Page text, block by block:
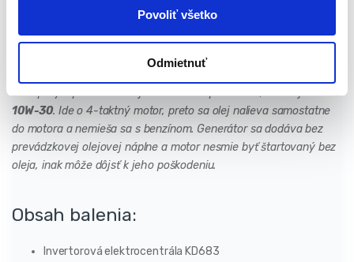
Povoliť všetko
Odmietnuť
Výstup: DC 12 V / 4,0 A; 5 V / 1 A, 2 A
Hmotnosť: 9,3 kg
Dodatočný USB port na nabíjanie
Pred prvým použitím nalejte do motora približne 0,35 l olejaSAE
10W-30. Ide o 4-taktný motor, preto sa olej nalieva samostatne
do motora a nemieša sa s benzínom. Generátor sa dodáva bez
prevádzkovej olejovej náplne a motor nesmie byť štartovaný bez
oleja, inak môže dôjsť k jeho poškodeniu.
Obsah balenia:
Invertorová elektrocentrála KD683